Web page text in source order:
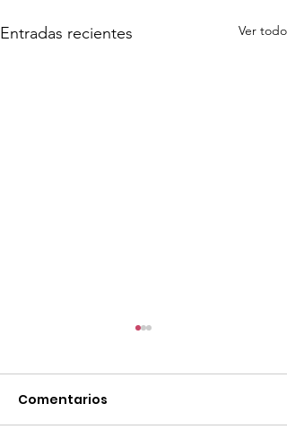
Entradas recientes Ver todo
Comentarios